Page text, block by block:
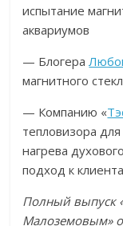
испытание
аквариумов
— Блогера
магнитного
— Компанию «
тепловизора
нагрева
подход к
Полный выпуск
Малоземовым»